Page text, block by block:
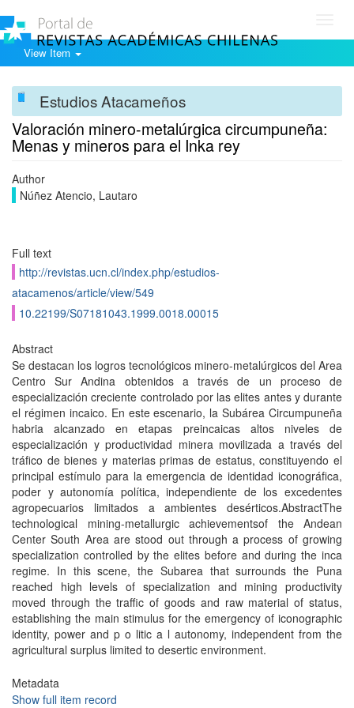
View Item
Estudios Atacameños
Valoración minero-metalúrgica circumpuneña:
Menas y mineros para el Inka rey
Author
Núñez Atencio, Lautaro
Full text
http://revistas.ucn.cl/index.php/estudios-
atacamenos/article/view/549
10.22199/S07181043.1999.0018.00015
Abstract
Se destacan los logros tecnológicos minero-metalúrgicos del Area
Centro Sur Andina obtenidos a través de un proceso de
especialización creciente controlado por las elites antes y durante
el régimen incaico. En este escenario, la Subárea Circumpuneña
habria alcanzado en etapas preincaicas altos niveles de
especialización y productividad minera movilizada a través del
tráfico de bienes y materias primas de estatus, constituyendo el
principal estímulo para la emergencia de identidad iconográfica,
poder y autonomía política, independiente de los excedentes
agropecuarios limitados a ambientes desérticos.AbstractThe
technological mining-metallurgic achievementsof the Andean
Center South Area are stood out through a process of growing
specialization controlled by the elites before and during the inca
regime. In this scene, the Subarea that surrounds the Puna
reached high levels of specialization and mining productivity
moved through the traffic of goods and raw material of status,
establishing the main stimulus for the emergency of iconographic
identity, power and p o litic a l autonomy, independent from the
agricultural surplus limited to desertic environment.
Metadata
Show full item record